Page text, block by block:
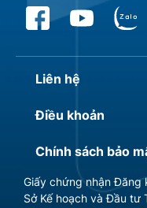
Liên hệ
Điều khoản
Chính sách bảo
Giấy chứng nhận Đăng
Sở Kế hoạch và Đầu